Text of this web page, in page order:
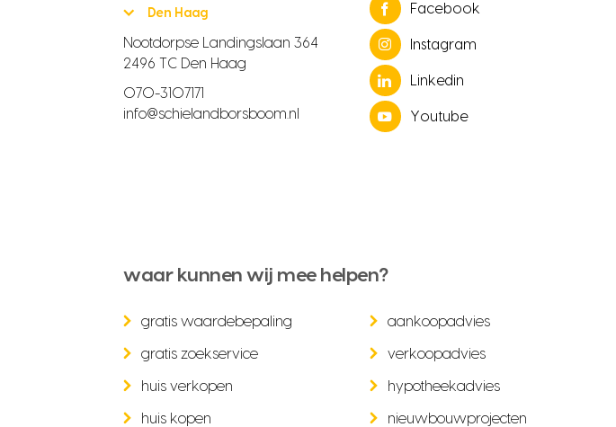
Den Haag
Nootdorpse Landingslaan 364
2496 TC Den Haag
070-3107171
info@schielandborsboom.nl
Facebook
Instagram
Linkedin
Youtube
waar kunnen wij mee helpen?
gratis waardebepaling
gratis zoekservice
huis verkopen
huis kopen
aankoopadvies
verkoopadvies
hypotheekadvies
nieuwbouwprojecten